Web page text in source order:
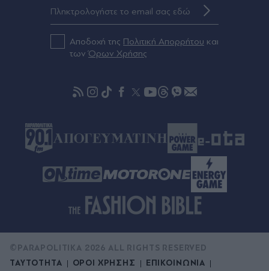
θερμοκρασία το Σάββατο - Πού θα βρέξει,
άνεμοι έως 7 μποφόρ στο Αιγαίο (Βίντεο)
πριν μία ώρα
υπουργού και η απάντηση Γεωργάκη (Εικόνα)
Αποδοχή της Πολιτική Απορρήτου και
τωνΌρων Χρήσης
ΤΑΥΤΟΤΗΤΑ ΟΡΟΙ ΧΡΗΣΗΣ ΕΠΙΚΟΙΝΩΝΙΑ
©PARAPOLITIKA 2026 ALL RIGHTS RESERVED